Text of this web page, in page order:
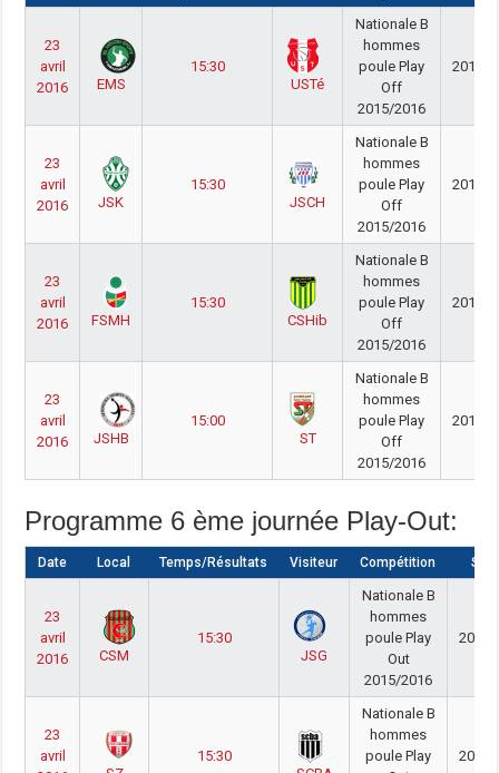
23
avril
2016
EMS
15:30
USTé
Nationale B
hommes
poule Play
Off
2015/2016
2015/
23
avril
2016
JSK
15:30
JSCH
Nationale B
hommes
poule Play
Off
2015/2016
2015/
23
avril
2016
FSMH
15:30
CSHib
Nationale B
hommes
poule Play
Off
2015/2016
2015/
23
avril
2016
JSHB
15:00
ST
Nationale B
hommes
poule Play
Off
2015/2016
2015/
Programme 6 ème journée Play-Out:
Date Local Temps/Résultats Visiteur Compétition
23
avril
2016
CSM
15:30
JSG
Nationale B
hommes
poule Play
Out
2015/2016
2015/
23
avril
15:30
Nationale B
hommes
poule Play
2015/